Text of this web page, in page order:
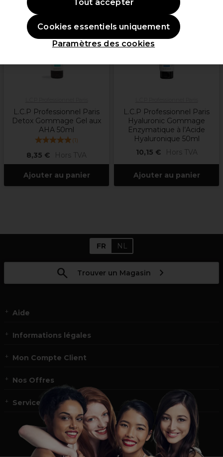
L.C.P Professionnel Paris
Detox Gommage Gel aux
AHA 50ml
(1)
8,35 € Hors TVA
Ajouter au panier
L.C.P Professionnel Paris
Hyaluronic Gommage
Enzymatique à l’Acide
Hyaluronique 50ml
10,15 €
Hors TVA
Ajouter au panier
FR NL
Trouver un Magasin
Aide
Informations légales
Mon Compte Client
Nos Offres
Service et contact
Paramètres des cookies
Cookies essentiels uniquement
Tout accepter